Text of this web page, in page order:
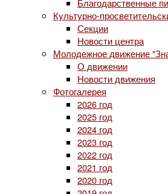
Благодарственные
Культурно-
Секции
Новости центра
Молодежное движение
О движении
Новости движения
Фотогалерея
2026 год
2025 год
2024 год
2023 год
2022 год
2021 год
2020 год